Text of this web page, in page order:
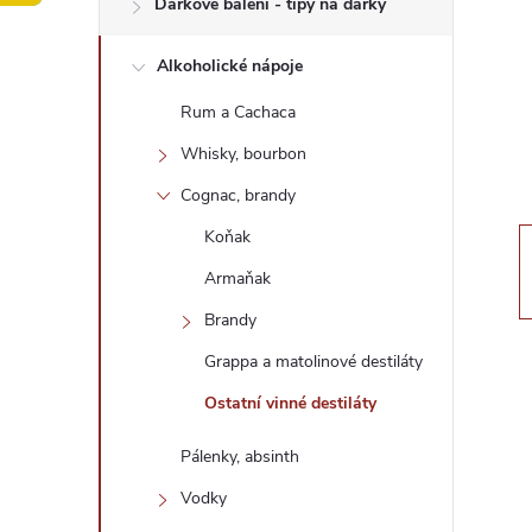
t
Alkoholické nápoje
Rum a Cachaca
Whisky, bourbon
Cognac, brandy
Koňak
Armaňak
Brandy
Grappa a matolinové destiláty
Ostatní vinné destiláty
Pálenky, absinth
Vodky